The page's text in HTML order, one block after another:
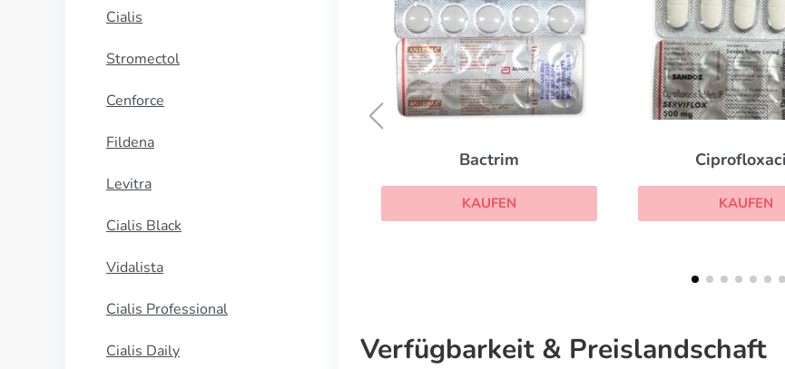
Cialis
Stromectol
Cenforce
Fildena
Levitra
Cialis Black
Vidalista
Cialis Professional
Cialis Daily
Ciprofloxacin
KAUFEN
Amoxil
KAUFEN
Verfügbarkeit & Preislandschaft